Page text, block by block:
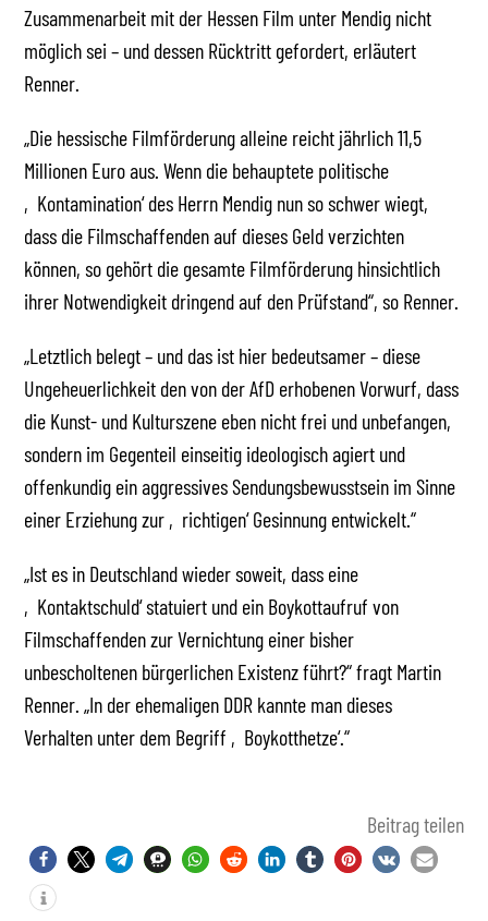
Zusammenarbeit mit der Hessen Film unter Mendig nicht
möglich sei – und dessen Rücktritt gefordert, erläutert
Renner.
„Die hessische Filmförderung alleine reicht jährlich 11,5
Millionen Euro aus. Wenn die behauptete politische
‚Kontamination‘ des Herrn Mendig nun so schwer wiegt,
dass die Filmschaffenden auf dieses Geld verzichten
können, so gehört die gesamte Filmförderung hinsichtlich
ihrer Notwendigkeit dringend auf den Prüfstand“, so Renner.
„Letztlich belegt – und das ist hier bedeutsamer – diese
Ungeheuerlichkeit den von der AfD erhobenen Vorwurf, dass
die Kunst- und Kulturszene eben nicht frei und unbefangen,
sondern im Gegenteil einseitig ideologisch agiert und
offenkundig ein aggressives Sendungsbewusstsein im Sinne
einer Erziehung zur ‚richtigen‘ Gesinnung entwickelt.“
„Ist es in Deutschland wieder soweit, dass eine
‚Kontaktschuld‘ statuiert und ein Boykottaufruf von
Filmschaffenden zur Vernichtung einer bisher
unbescholtenen bürgerlichen Existenz führt?“ fragt Martin
Renner. „In der ehemaligen DDR kannte man dieses
Verhalten unter dem Begriff ‚Boykotthetze‘.“
Beitrag teilen